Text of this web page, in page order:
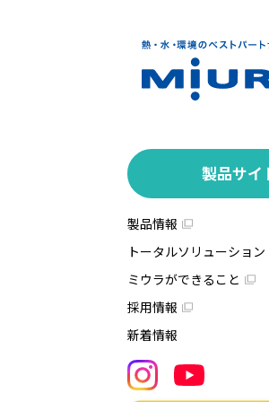
製品サイ
製品情報
トータルソリューション
ミウラができること
採用情報
新着情報